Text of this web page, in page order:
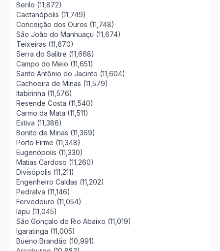
Berilo (11,872)
Caetanópolis (11,749)
Conceição dos Ouros (11,748)
São João do Manhuaçu (11,674)
Teixeiras (11,670)
Serra do Salitre (11,668)
Campo do Meio (11,651)
Santo Antônio do Jacinto (11,604)
Cachoeira de Minas (11,579)
Itabirinha (11,576)
Resende Costa (11,540)
Carmo da Mata (11,511)
Estiva (11,386)
Bonito de Minas (11,369)
Porto Firme (11,348)
Eugenópolis (11,330)
Matias Cardoso (11,260)
Divisópolis (11,211)
Engenheiro Caldas (11,202)
Pedralva (11,146)
Fervedouro (11,054)
Iapu (11,045)
São Gonçalo do Rio Abaixo (11,019)
Igaratinga (11,005)
Bueno Brandão (10,991)